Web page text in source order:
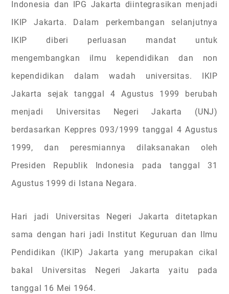
Indonesia dan IPG Jakarta diintegrasikan menjadi
IKIP Jakarta. Dalam perkembangan selanjutnya
IKIP diberi perluasan mandat untuk
mengembangkan ilmu kependidikan dan non
kependidikan dalam wadah universitas. IKIP
Jakarta sejak tanggal 4 Agustus 1999 berubah
menjadi Universitas Negeri Jakarta (UNJ)
berdasarkan Keppres 093/1999 tanggal 4 Agustus
1999, dan peresmiannya dilaksanakan oleh
Presiden Republik Indonesia pada tanggal 31
Agustus 1999 di Istana Negara.
Hari jadi Universitas Negeri Jakarta ditetapkan
sama dengan hari jadi Institut Keguruan dan Ilmu
Pendidikan (IKIP) Jakarta yang merupakan cikal
bakal Universitas Negeri Jakarta yaitu pada
tanggal 16 Mei 1964.